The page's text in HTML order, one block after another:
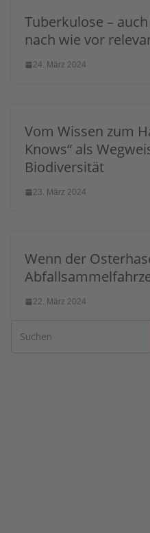
Tuberkulose –
nach wie vor
24. März 2024
Vom Wissen zum
Knows“ als
Biodiversität
23. März 2024
Wenn der
22. März 2024